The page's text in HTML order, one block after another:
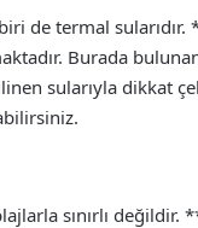
de termal
Burada
sularıyla dikkat
sınırlı